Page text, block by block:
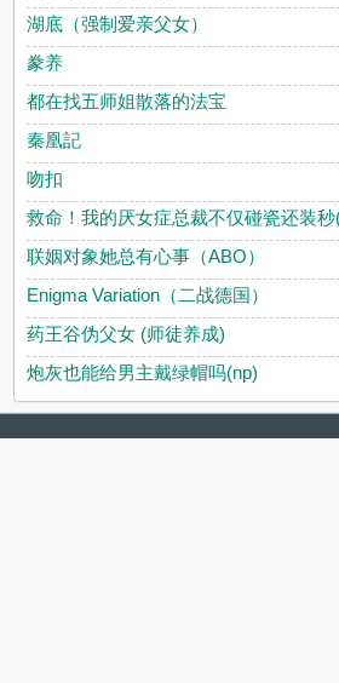
湖底（强制爱亲父女）
豢养
都在找五师姐散落的法宝
秦凰記
吻扣
救命！我的厌女症总裁不仅碰瓷还装
联姻对象她总有心事（ABO）
Enigma Variation（二战德国）
药王谷伪父女 (师徒养成)
炮灰也能给男主戴绿帽吗(np)